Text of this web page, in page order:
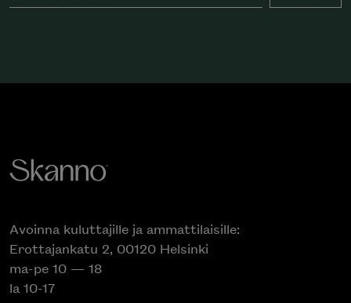
Avoinna kuluttajille ja ammattilaisille:
Erottajankatu 2, 00120 Helsinki
ma-pe 10 — 18
la 10-17